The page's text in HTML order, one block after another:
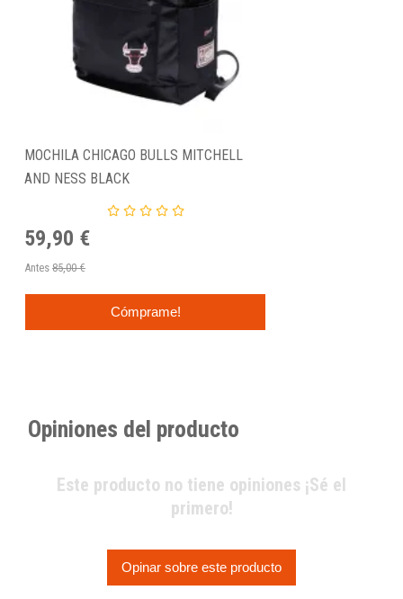
MOCHILA CHICAGO BULLS MITCHELL
AND NESS BLACK
59,90 €
Antes 85,00 €
Cómprame!
Opiniones del producto
Este producto no tiene opiniones ¡Sé el
primero!
Opinar sobre este producto